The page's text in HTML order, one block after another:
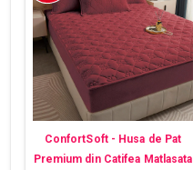
ConfortSoft - Husa de Pat
Premium din Catifea Matlasata